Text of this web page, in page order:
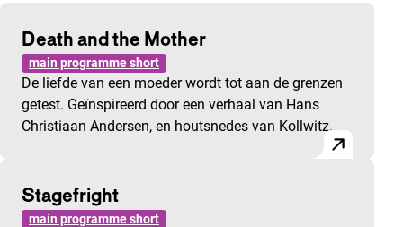
Death and the Mother
main programme short
De liefde van een moeder wordt tot aan de grenzen
getest. Geïnspireerd door een verhaal van Hans
Christiaan Andersen, en houtsnedes van Kollwitz.
Stagefright
main programme short